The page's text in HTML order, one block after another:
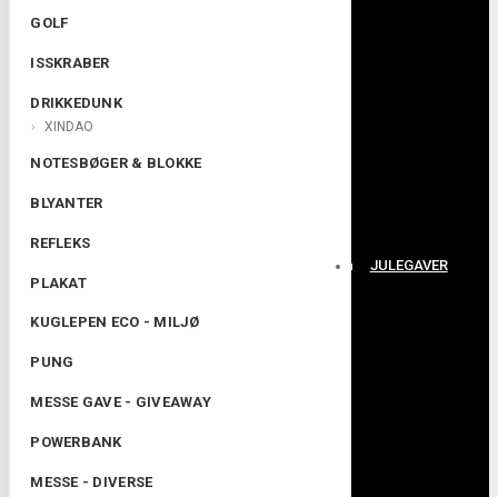
GOLF
ISSKRABER
DRIKKEDUNK
XINDAO
NOTESBØGER & BLOKKE
BLYANTER
REFLEKS
PLAKAT
KUGLEPEN ECO - MILJØ
PUNG
MESSE GAVE - GIVEAWAY
POWERBANK
MESSE - DIVERSE
JULEGAVER